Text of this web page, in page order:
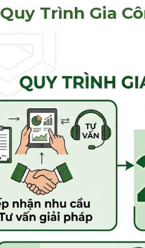
Quy Trình Gia